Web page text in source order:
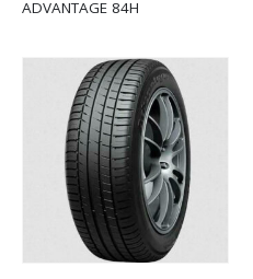
ADVANTAGE 84H